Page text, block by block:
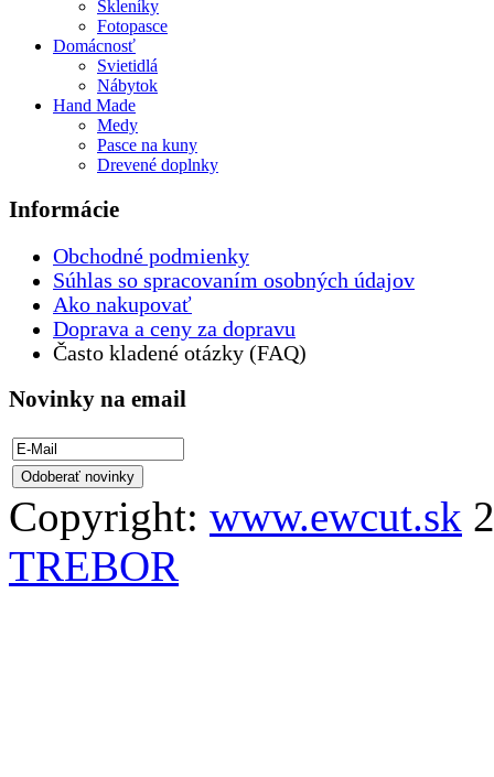
Skleníky
Fotopasce
Domácnosť
Svietidlá
Nábytok
Hand Made
Medy
Pasce na kuny
Drevené doplnky
Informácie
Obchodné podmienky
Súhlas so spracovaním osobných údajov
Ako nakupovať
Doprava a ceny za dopravu
Často kladené otázky (FAQ)
Novinky na email
Copyright: www.ewcut.sk
TREBOR